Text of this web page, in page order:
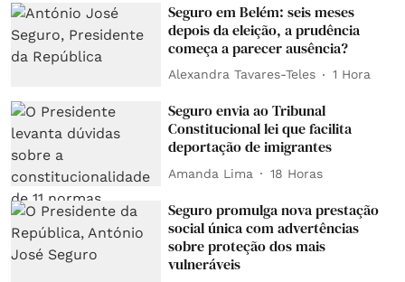
Seguro em Belém: seis meses
depois da eleição, a prudência
começa a parecer ausência?
Alexandra Tavares-Teles 1 Hora
Seguro envia ao Tribunal
Constitucional lei que facilita
deportação de imigrantes
Amanda Lima 18 Horas
Seguro promulga nova prestação
social única com advertências
sobre proteção dos mais
vulneráveis